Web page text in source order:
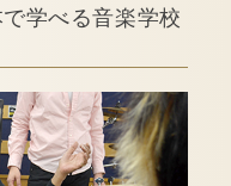
学べる音楽学校